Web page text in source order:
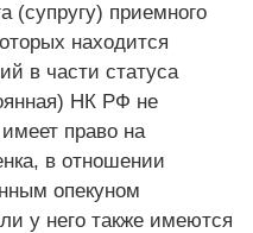
(супругу) приемного
находится
в части статуса
НК РФ не
право на
в отношении
опекуном
у него также имеются